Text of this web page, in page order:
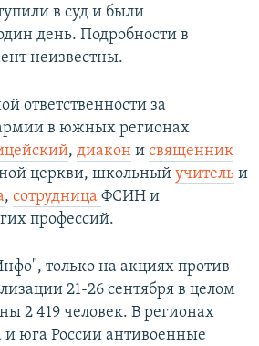
в суд и были
день. Подробности в
неизвестны.
ответственности за
в южных регионах
, диакон и священник
церкви, школьный учитель и
, сотрудница ФСИН и
профессий.
только на акциях против
21-26 сентября в целом
2 419 человек. В регионах
и юга России антивоенные